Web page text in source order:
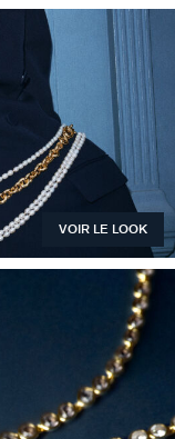
VOIR LE LOOK